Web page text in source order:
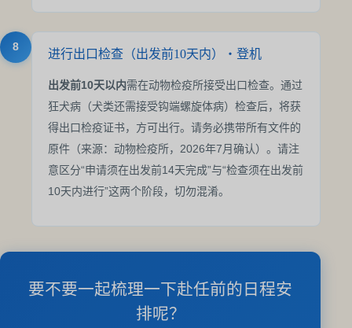
8
进行出口检查（出发前10天内）・登机
出发前10天以内需在动物检疫所接受出口检查。通过
狂犬病（犬类还需接受钩端螺旋体病）检查后，将获
得出口检疫证书，方可出行。请务必携带所有文件的
原件（来源：动物检疫所，2026年7月确认）。请注
意区分“申请须在出发前14天完成”与“检查须在出发前
10天内进行”这两个阶段，切勿混淆。
要不要一起梳理一下赴任前的日程安
排呢？